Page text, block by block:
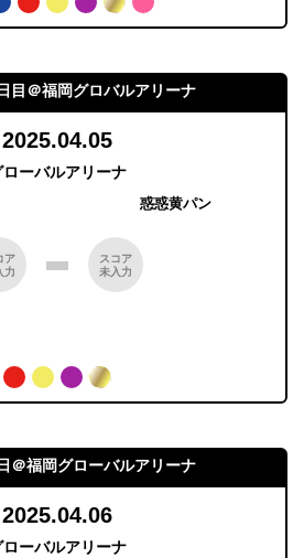
目＠福岡グロバルアリーナ
2025.04.05
ローバルアリーナ
ア
力
惑惑黄パン
スコア
未入力
＠福岡グローバルアリーナ
2025.04.06
ローバルアリーナ